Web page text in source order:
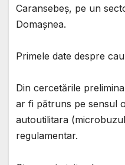
Caransebeș, pe un
Domașnea.
Primele date despre
Din cercetările
ar fi pătruns pe sensul
autoutilitara
regulamentar.